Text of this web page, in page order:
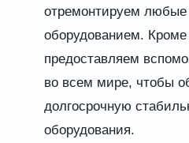
отремонтируем
оборудованием.
предоставляем
во всем мире, чтобы
долгосрочную
оборудования.